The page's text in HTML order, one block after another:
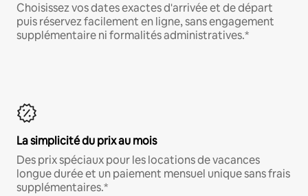
Choisissez vos dates exactes d'arrivée et de départ
puis réservez facilement en ligne, sans engagement
supplémentaire ni formalités administratives.*
La simplicité du prix au mois
Des prix spéciaux pour les locations de vacances
longue durée et un paiement mensuel unique sans frais
supplémentaires.*